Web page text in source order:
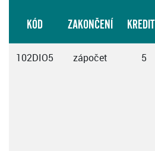
KÓD ZAKONČENÍ
102DIO5 zápočet 5